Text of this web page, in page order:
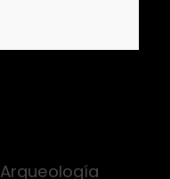
Arqueología